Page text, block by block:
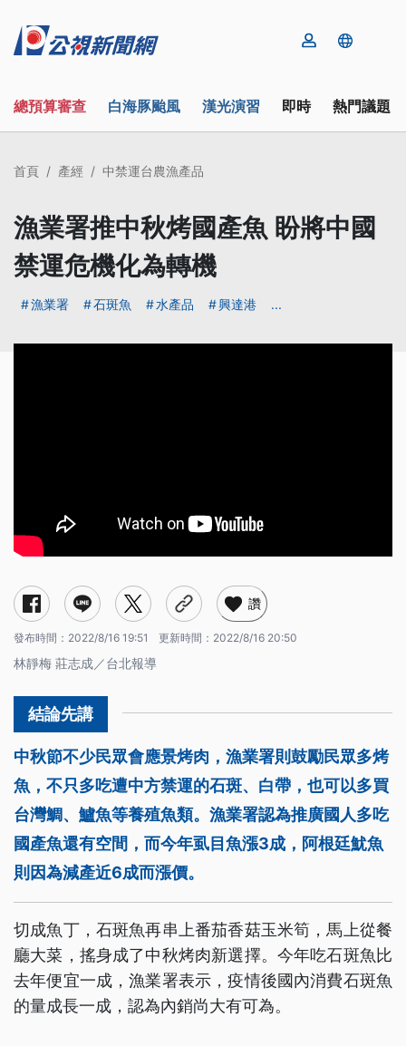
總預算審查 白海豚颱風 漢光演習 即時 熱門議題
首頁 產經 中禁運台農漁產品
漁業署推中秋烤國產魚 盼將中國
禁運危機化為轉機
漁業署 石斑魚 水產品 興達港 ...
讚
發布時間： 2022/8/16 19:51 更新時間： 2022/8/16 20:50
林靜梅 莊志成／台北報導
中秋節不少民眾會應景烤肉，漁業署則鼓勵民眾多烤
魚，不只多吃遭中方禁運的石斑、白帶，也可以多買
台灣鯛、鱸魚等養殖魚類。漁業署認為推廣國人多吃
國產魚還有空間，而今年虱目魚漲3成，阿根廷魷魚
則因為減產近6成而漲價。
切成魚丁，石斑魚再串上番茄香菇玉米筍，馬上從餐
廳大菜，搖身成了中秋烤肉新選擇。今年吃石斑魚比
去年便宜一成，漁業署表示，疫情後國內消費石斑魚
的量成長一成，認為內銷尚大有可為。